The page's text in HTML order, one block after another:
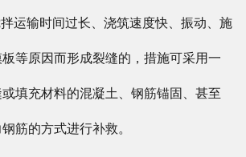
运输时间过长、浇筑速度快、振动、施
等原因而形成裂缝的，措施可采用一
填充材料的混凝土、钢筋锚固、甚至
筋的方式进行补救。